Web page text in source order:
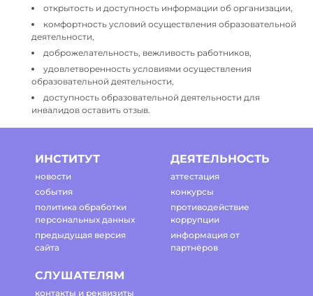
открытость и доступность информации об организации,
комфортность условий осуществления образовательной
деятельности,
доброжелательность, вежливость работников,
удовлетворенность условиями осуществления
образовательной деятельности,
доступность образовательной деятельности для
инвалидов оставить отзыв.
ИНСТИТУТ
новости
события
политика обработки
персональных данных
предыдущая версия
сайта
ДЕЯТЕЛЬНОСТЬ
аттестация
конкурсы
противодействие
коррупции
информация от
партнёров
СЛУШАТЕЛЯМ
контакты и реквизиты